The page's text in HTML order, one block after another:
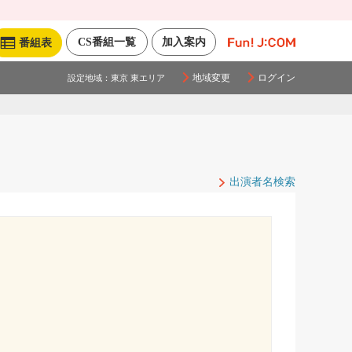
加入案内
CS番組一覧
番組表
設定地域： 東京 東エリア 地域変更 ログイン
出演者名検索